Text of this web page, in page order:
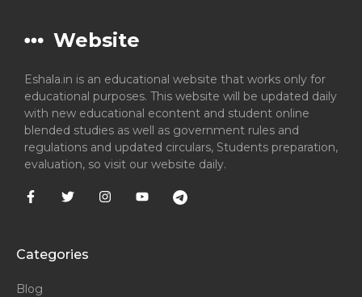
Website
Eshala.in is an educational website that works only for
educational purposes. This website will be updated daily
with new educational econtent and student online
blended studies as well as government rules and
regulations and updated circulars, Students preparation,
evaluation, so visit our website daily.
Categories
Blog